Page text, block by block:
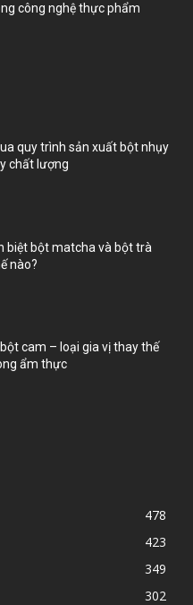
công nghệ thực phẩm
quy trình sản xuất bột nhụy
chất lượng
biệt bột matcha và bột trà
nào?
cam – loại gia vị thay thế
ẩm thực
478
423
349
302